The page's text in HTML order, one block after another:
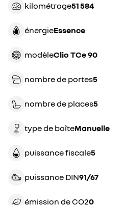
kilométrage 51 584
énergie essence
modèle Clio TCe 90
nombre de portes5
nombre de places5
type de boîte manuelle
puissance fiscale5
puissance DIN 91/67
émission de CO20